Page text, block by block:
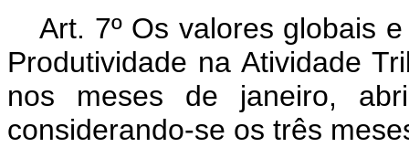
Art. 7º Os valores globais
Produtividade na Atividade
nos meses de janeiro,
considerando-se os três